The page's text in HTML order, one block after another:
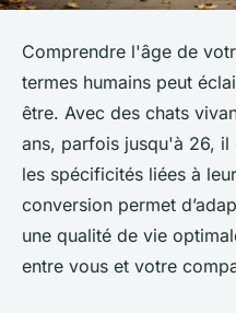
Comprendre l'âge de
termes humains peut
être. Avec des chats
ans, parfois jusqu'à 26, il
les spécificités liées à
conversion permet
une qualité de vie
entre vous et votre